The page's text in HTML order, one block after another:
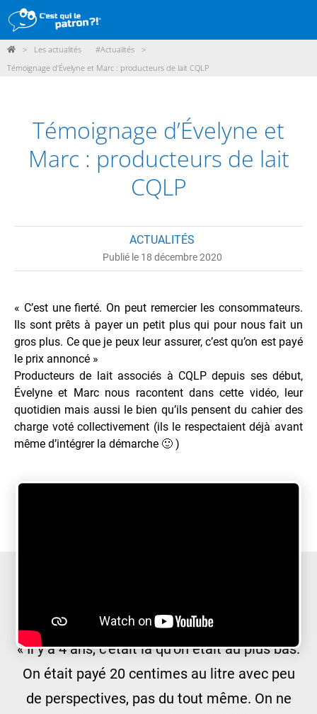
DÉMARCHE
POINTS DE VENTE
PARTICIPER
ACTUALITÉS
> Les actualités #Actualités
>
Témoignage d’Évelyne et Marc : producteurs de lait CQLP
Témoignage d’Évelyne et
Marc : producteurs de lait
CQLP
ACTUALITÉS
Publié le 18 décembre 2020
« C’est une fierté. On peut remercier les consommateurs.
Ils sont prêts à payer un petit plus qui pour nous fait un
gros plus. Ce que je peux leur assurer, c’est qu’on est payé
le prix annoncé »
Producteurs de lait associés à CQLP depuis ses début,
Évelyne et Marc nous racontent dans cette vidéo, leur
quotidien mais aussi le bien qu’ils pensent du cahier des
charge voté collectivement (ils le respectaient déjà avant
même d’intégrer la démarche 🙂 )
« Il y a 4 ans, c’était là qu’on était au plus bas.
On était payé 20 centimes au litre avec peu
de perspectives, pas du tout même. On ne